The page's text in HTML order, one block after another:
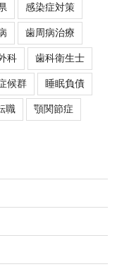
感染症対策
歯周病治療
科 歯科衛生士
候群 睡眠負債
職 顎関節症